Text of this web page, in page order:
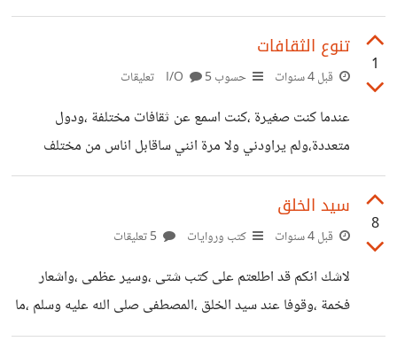
اعظم شعر ،ومن هذا المنطلق ،ماهو اجمل شعر صادفتموه في
مسيرتكم القرائية ؟والذي لمس قلبكم بطريقة لم تشهدوها من
قبل .
1
تنوع الثقافات
قبل 4 سنوات حسوب I/O 5 تعليقات
عندما كنت صغيرة ،كنت اسمع عن ثقافات مختلفة ،ودول
متعددة،ولم يراودني ولا مرة انني ساقابل اناس من مختلف
جنسيات العالم ،كان شوقي قائم لذلك ،لكنني كنت فقط امعن
النظر عبر شاشات التلفاز او ما شابه ،واسمع عنهم الشيء الكثير
،وكنت افكر حينئذ واتصور هؤلاء الناس واحللهم في مخيلتي
ولا اشاركها مع أحد ،كأنني اعيش في الحلم ،لم أتصور قط ان
اصادف هذه الجنسيات في الواقع وكان هذا بالنسبة لي من
8
سيد الخلق
قبل 4 سنوات كتب وروايات
لاشك انكم قد اطلعتم على كتب شتى ،وسير عظمى ،واشعار
فخمة ،وقوفا عند سيد الخلق ،المصطفى صلى الله عليه وسلم ،ما
هو اجمل كتاب قرأتموه يمدح بصفة الرسول صلى الله عليه وسلم